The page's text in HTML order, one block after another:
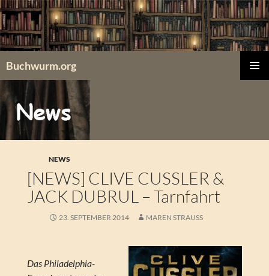
Zum
Inhalt
springen
Buchwurm.org
NEWS
[NEWS] CLIVE CUSSLER &
JACK DUBRUL – Tarnfahrt
23. SEPTEMBER 2014 MAREN STRAUSS
Das Philadelphia-